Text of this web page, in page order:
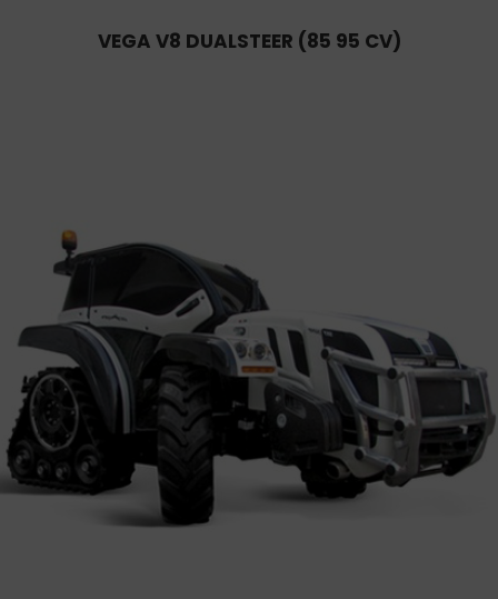
VEGA V8 DUALSTEER (85 95 CV)